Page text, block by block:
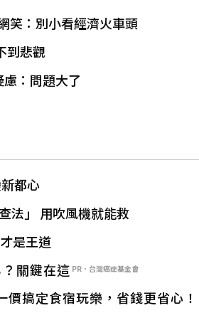
笑：別小看經濟火車頭
到悲觀
：問題大了
都心
法」 用吹風機就能救
是王道
關鍵在這 PR．台灣癌症基金會
搞定食宿玩樂，省錢更省心！